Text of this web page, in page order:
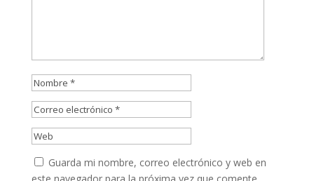
Guarda mi nombre, correo electrónico y web en